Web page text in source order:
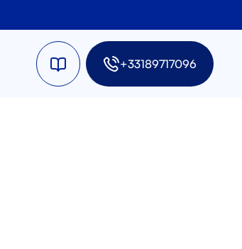
+33189717096